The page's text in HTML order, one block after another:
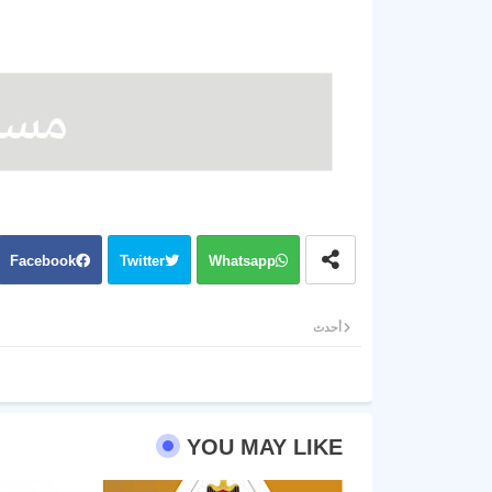
Facebook Twitter Whatsapp
أحدث
YOU MAY LIKE